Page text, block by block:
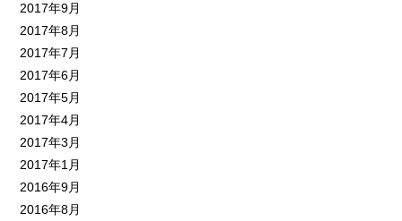
2017年9月
2017年8月
2017年7月
2017年6月
2017年5月
2017年4月
2017年3月
2017年1月
2016年9月
2016年8月